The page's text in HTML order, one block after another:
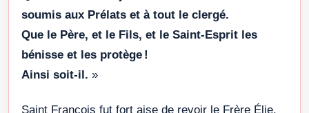
soumis aux Prélats et à tout le clergé.
Que le Père, et le Fils, et le Saint-Esprit les
bénisse et les protège !
Ainsi soit-il. »
Saint François fut fort aise de revoir le Frère Élie,